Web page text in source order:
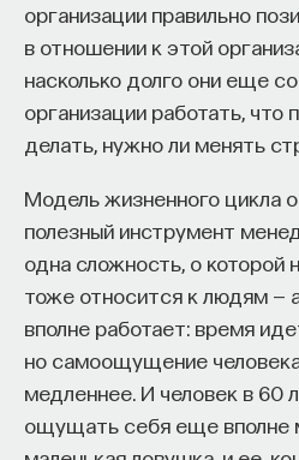
организации правильно
в отношении к этой
насколько долго они еще
организации работать, что
делать, нужно ли менять
Модель жизненного цикла
полезный инструмент
одна сложность, о которой
тоже относится к людям —
вполне работает: время
но самоощущение
медленнее. И человек в 60
ощущать себя еще вполне